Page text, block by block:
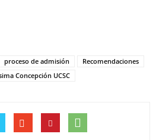
proceso de admisión
Recomendaciones
Concepción UCSC